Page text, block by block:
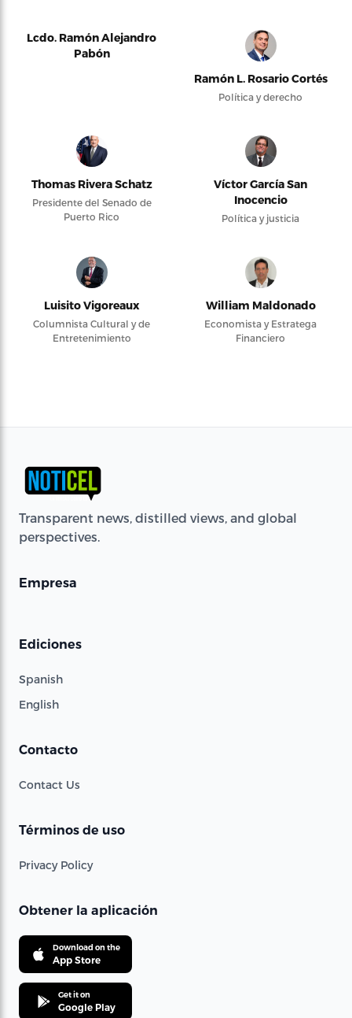
Lcdo. Ramón Alejandro
Pabón
Ramón L. Rosario Cortés
Política y derecho
Thomas Rivera Schatz
Presidente del Senado de
Puerto Rico
Víctor García San
Inocencio
Política y justicia
Luisito Vigoreaux
Columnista Cultural y de
Entretenimiento
William Maldonado
Economista y Estratega
Financiero
Transparent news, distilled views, and global
perspectives.
Empresa
Ediciones
Spanish
English
Contacto
Contact Us
Términos de uso
Privacy Policy
Obtener la aplicación
Download on the
App Store
Get it on
Google Play